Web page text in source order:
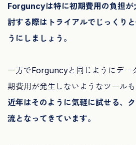
Forguncyは特に初期費用の負担が
討する際はトライアルでじっくり
うにしましょう。
一方でForguncyと同じようにデー
期費用が発生しないようなツールも
近年はそのように気軽に試せる、
流となってきています。